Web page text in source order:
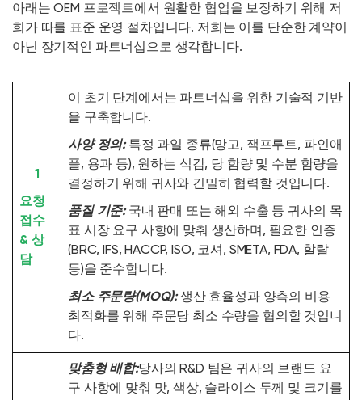
아래는 OEM 프로젝트에서 원활한 협업을 보장하기 위해 저
희가 따를 표준 운영 절차입니다. 저희는 이를 단순한 계약이
아닌 장기적인 파트너십으로 생각합니다.
1
요청
접수
& 상
담
이 초기 단계에서는 파트너십을 위한 기술적 기반
을 구축합니다.
사양 정의:특정 과일 종류(망고, 잭프루트, 파인애
플, 용과 등), 원하는 식감, 당 함량 및 수분 함량을
결정하기 위해 귀사와 긴밀히 협력할 것입니다.
품질 기준:국내 판매 또는 해외 수출 등 귀사의 목
표 시장 요구 사항에 맞춰 생산하며, 필요한 인증
(BRC, IFS, HACCP, ISO, 코셔, SMETA, FDA, 할랄
등)을 준수합니다.
최소 주문량(MOQ):생산 효율성과 양측의 비용
최적화를 위해 주문당 최소 수량을 협의할 것입니
다.
맞춤형 배합:당사의 R&D 팀은 귀사의 브랜드 요
구 사항에 맞춰 맛, 색상, 슬라이스 두께 및 크기를